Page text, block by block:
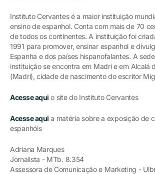
Instituto Cervantes é a maior instituição
ensino de espanhol. Conta com mais de 70
de todos os continentes. A instituição foi
1991 para promover, ensinar espanhol e
Espanha e dos países hispanofalantes. A
instituição se encontra em Madri e em Alcalá
(Madri), cidade de nascimento do escritor
Acesse aqui o site do Instituto Cervantes
Acesse aqui a matéria sobre a exposição de
espanhóis
Adriana Marques
Jornalista - MTb. 8.354
Assessora de Comunicação e Marketing -